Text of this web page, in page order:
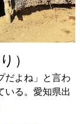
）
だよね」と言わ
いる。愛知県出